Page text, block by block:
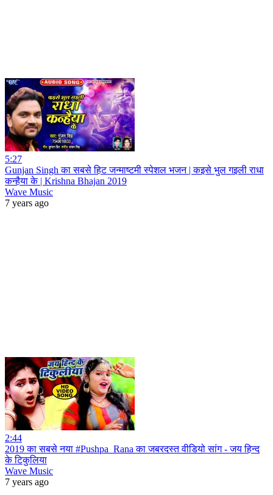
5:27
Gunjan Singh का सबसे हिट जन्माष्टमी स्पेशल भजन | कइसे भुल गइली राधा
कन्हैया के | Krishna Bhajan 2019
Wave Music
7 years ago
2:44
2019 का सबसे नया #Pushpa_Rana का जबरदस्त वीडियो सांग - जय हिन्द
के टिकुलिया
Wave Music
7 years ago